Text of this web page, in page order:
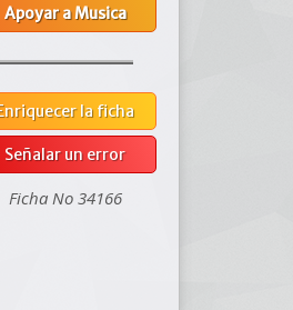
Apoyar a Musica
la ficha
Señalar un error
Ficha No 34166